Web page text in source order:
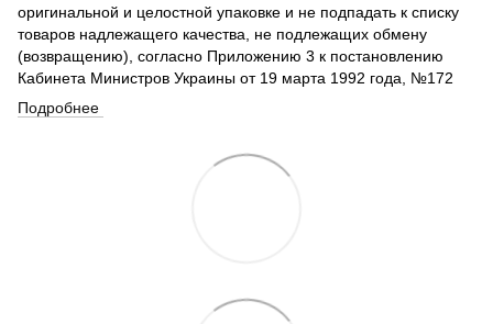
оригинальной и целостной упаковке и не подпадать к списку
товаров надлежащего качества, не подлежащих обмену
(возвращению), согласно Приложению 3 к постановлению
Кабинета Министров Украины от 19 марта 1992 года, №172
Подробнее